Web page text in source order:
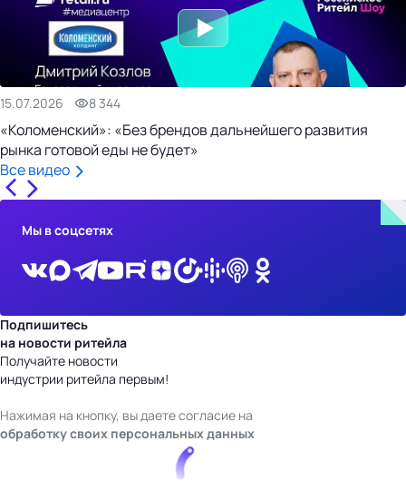
15.07.2026 8 344
«Коломенский»: «Без брендов дальнейшего развития
рынка готовой еды не будет»
Все видео
Мы в соцсетях
Подпишитесь
на новости ритейла
Получайте новости
индустрии ритейла первым!
Нажимая на кнопку, вы даете согласие на
обработку своих персональных данных